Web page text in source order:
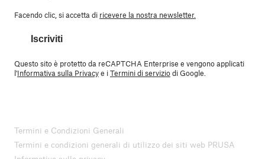
Facendo clic, si accetta di ricevere la nostra newsletter.
Iscriviti
Questo sito è protetto da reCAPTCHA Enterprise e vengono applicati
l'Informativa sulla Privacye iTermini di serviziodi Google.
Termini e Condizioni Generali
Termini e condizioni generali di utilizzo dei siti web PRUSA